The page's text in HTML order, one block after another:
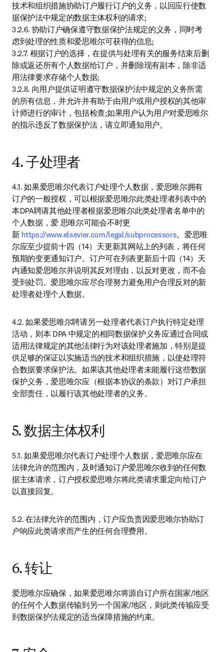
技术和组织措施协助订户履行订户的义务，以回应行使数
据保护法中规定的数据主体权利的请求;
3.2.6. 协助订户确保遵守数据保护法规定的义务，同时考
虑到处理的性质和爱思唯尔可获得的信息;
3.2.7. 根据订户的选择，在提供与处理有关的服务结束后删
除或返还所有个人数据给订户，并删除现有副本，除非适
用法律要求存储个人数据;
3.2.8. 向用户提供证明遵守数据保护法中规定的义务所需
的所有信息，并允许并有助于由用户或用户授权的其他审
计师进行的审计，包括检查;如果用户认为用户对爱思唯尔
的指示违反了数据保护法，请立即通知用户。
4. 子处理者
4.1. 如果爱思唯尔代表订户处理个人数据，爱思唯尔拥有
订户的一般授权，可以根据爱思唯尔此类处理者列表中的
本DPA聘请其他处理者根据爱思唯尔此类处理者名单中的
个人数据，爱 思唯尔可能会不时更
新 https://www.elsevier.com/legal/subprocessors。爱思唯
尔应至少提前十四（14）天更新其网站上的列表，将任何
预期的变更通知订户。订户可在列表更新后十四（14）天
内通知爱思唯尔并说明其反对理由，以反对更改，而不会
受到处罚。爱思唯尔应尽合理努力避免用户合理反对的新
处理者处理个人数据。
4.2. 如果爱思唯尔聘请另一处理者代表订户执行特定处理
活动，则本 DPA 中规定的相同数据保护义务应通过合同或
适用法律规定的其他法律行为对该处理者施加，特别是提
供足够的保证以实施适当的技术和组织措施，以使处理符
合数据要求保护法。如果该其他处理者未能履行这些数据
保护义务，爱思唯尔应（根据本协议的条款）对订户承担
全部责任，以履行该其他处理者的义务。
5. 数据主体权利
5.1. 如果爱思唯尔代表订户处理个人数据，爱思唯尔应在
法律允许的范围内，及时通知订户爱思唯尔收到的任何数
据主体请求，订户授权爱思唯尔将此类请求重定向给订户
以直接回复。
5.2. 在法律允许的范围内，订户应负责因爱思唯尔协助订
户响应此类请求而产生的任何合理费用。
6. 转让
爱思唯尔应确保，如果爱思唯尔将源自订户所在国家/地区
的任何个人数据传输到另一个国家/地区，则此类传输应受
到数据保护法规定的适当保障措施的约束。